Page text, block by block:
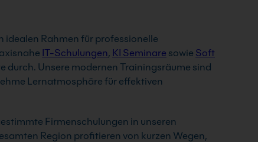
idealen Rahmen für professionelle
IT-Schulungen, KI Seminare sowie Soft
durch. Unsere modernen Trainingsräume sind
Lernatmosphäre für effektiven
Firmenschulungen in unseren
Region profitieren von kurzen Wegen,